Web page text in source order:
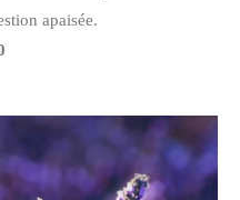
apaisée.